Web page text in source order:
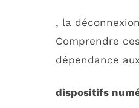
, la
Comprendre
dépendance
dispositifs